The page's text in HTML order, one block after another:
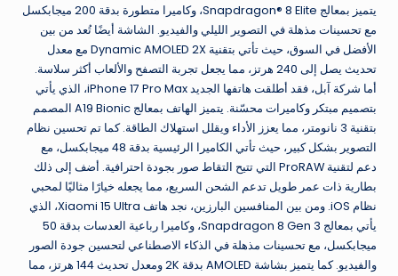
يتميز بمعالج Snapdragon® 8 Elite، وكاميرا متطورة بدقة 200 ميجابكسل
مع تحسينات مذهلة في التصوير الليلي والفيديو. الشاشة أيضًا تُعد من بين
الأفضل في السوق، حيث تأتي بتقنية Dynamic AMOLED 2X مع معدل
تحديث يصل إلى 240 هرتز، مما يجعل تجربة التصفح والألعاب أكثر سلاسة.
أما شركة آبل، فقد أطلقت هاتفها الجديد iPhone 17 Pro Max، الذي يأتي
بتصميم مبتكر وكاميرات محسّنة. يتميز الهاتف بمعالج A19 Bionic المصمم
بتقنية 3 نانومتر، مما يعزز الأداء ويقلل استهلاك الطاقة. كما تم تحسين نظام
التصوير بشكل كبير، حيث تأتي الكاميرا الرئيسية بدقة 48 ميجابكسل، مع
دعم لتقنية ProRAW التي تتيح التقاط صور بجودة احترافية. أضف إلى ذلك
بطارية ذات عمر طويل تدعم الشحن السريع، مما يجعله خيارًا مثاليًا لمحبي
نظام iOS. ومن بين المنافسين البارزين، نجد هاتف Xiaomi 15 Ultra، الذي
يأتي بمعالج Snapdragon 8 Gen 3، وكاميرا رباعية العدسات بدقة 50
ميجابكسل، مع تحسينات مذهلة في الذكاء الاصطناعي لتحسين جودة الصور
والفيديو. كما يتميز بشاشة AMOLED بدقة 2K ومعدل تحديث 144 هرتز، مما